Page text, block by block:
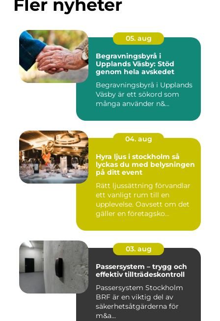
Fler nyheter
05. aug
Begravningsbyrå i
Upplands Väsby: Stöd
genom hela avskedet
Begravningsbyrå i Upplands
Väsby är ett sökord som
många använder n&...
04. aug
Hyra ljus i stockholm så
lyckas du med belysningen
på ditt event
Rätt ljussättning förvandlar
ett vanligt rum till en
upplevelse. Oavsett om det
gäller en företagsko...
03. aug
Passersystem – trygg och
effektiv tillträdeskontroll
Passersystem Stockholm
BRF är en viktig del av
säkerhetsåtgärderna för
m&a...